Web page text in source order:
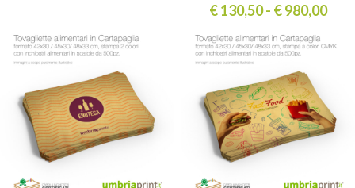
€130,50- €980,00